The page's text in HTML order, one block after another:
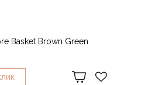
Basket Brown Green